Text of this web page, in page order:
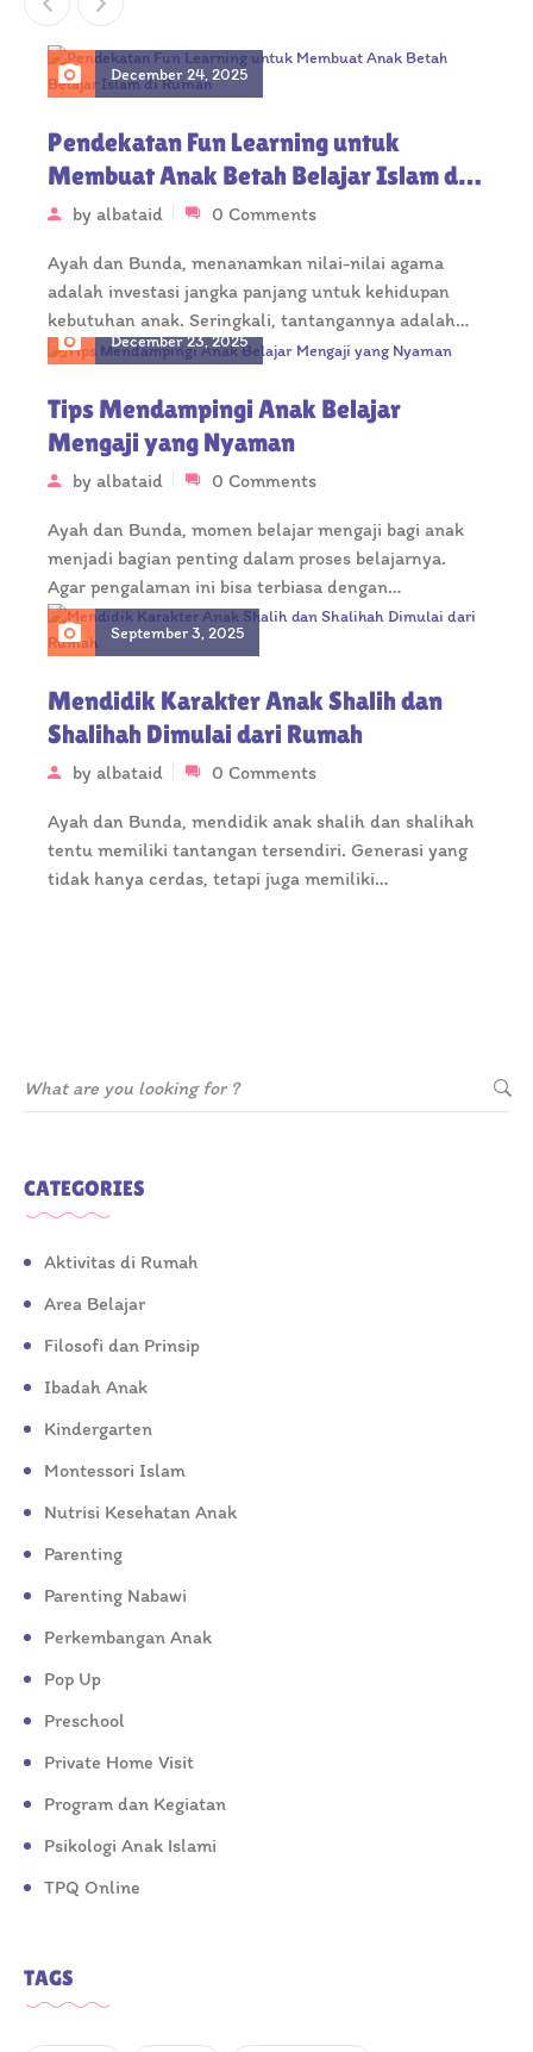
December 24, 2025
Pendekatan Fun Learning untuk
Membuat Anak Betah Belajar Islam di
Rumah
by albataid 0 Comments
Ayah dan Bunda, menanamkan nilai-nilai agama
adalah investasi jangka panjang untuk kehidupan
kebutuhan anak. Seringkali, tantangannya adalah
bagaimana membuat pelajaran…
December 23, 2025
Tips Mendampingi Anak Belajar
Mengaji yang Nyaman
by albataid 0 Comments
Ayah dan Bunda, momen belajar mengaji bagi anak
menjadi bagian penting dalam proses belajarnya.
Agar pengalaman ini bisa terbiasa dengan…
September 3, 2025
Mendidik Karakter Anak Shalih dan
Shalihah Dimulai dari Rumah
by albataid 0 Comments
Ayah dan Bunda, mendidik anak shalih dan shalihah
tentu memiliki tantangan tersendiri. Generasi yang
tidak hanya cerdas, tetapi juga memiliki…
CATEGORIES
Aktivitas di Rumah
Area Belajar
Filosofi dan Prinsip
Ibadah Anak
Kindergarten
Montessori Islam
Nutrisi Kesehatan Anak
Parenting
Parenting Nabawi
Perkembangan Anak
Pop Up
Preschool
Private Home Visit
Program dan Kegiatan
Psikologi Anak Islami
TPQ Online
TAGS